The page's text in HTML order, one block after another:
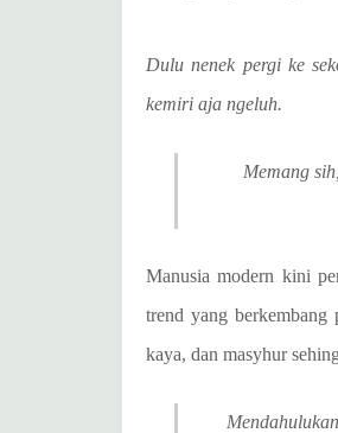
Dulu nenek pergi ke
kemiri aja ngeluh.
Memang
Manusia modern kini
trend yang berkembang
kaya, dan masyhur